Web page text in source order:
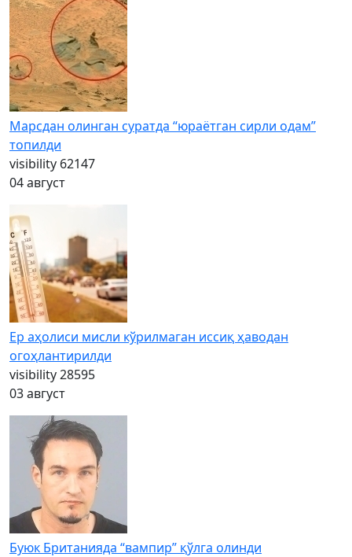
Марсдан олинган суратда “юраётган сирли одам”
топилди
visibility 62147
04 август
Ер аҳолиси мисли кўрилмаган иссиқ ҳаводан
огоҳлантирилди
visibility28595
03 август
Буюк Британияда “вампир” қўлга олинди